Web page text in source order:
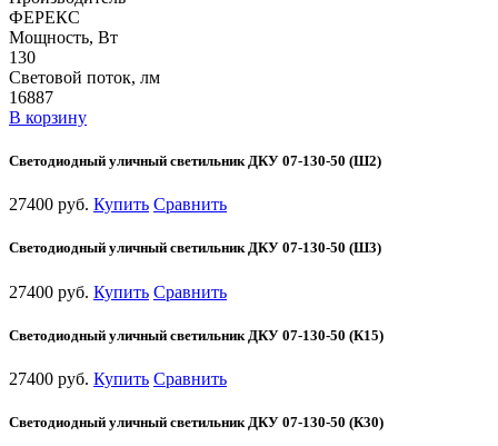
ФЕРЕКС
Мощность, Вт
130
Световой поток, лм
16887
В корзину
Светодиодный уличный светильник ДКУ 07-130-50 (Ш2)
27400 руб. Купить Сравнить
Светодиодный уличный светильник ДКУ 07-130-50 (Ш3)
27400 руб. Купить Сравнить
Светодиодный уличный светильник ДКУ 07-130-50 (К15)
27400 руб. Купить Сравнить
Светодиодный уличный светильник ДКУ 07-130-50 (К30)